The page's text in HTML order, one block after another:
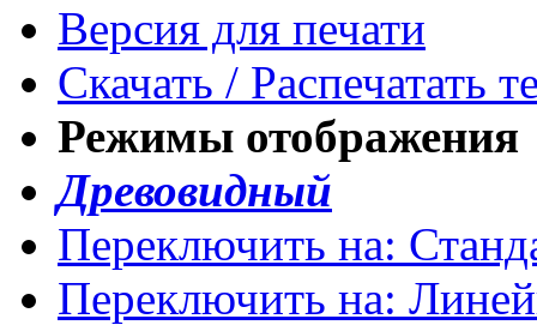
Версия для печати
Скачать / Распечатать
Режимы отображения
Древовидный
Переключить на:
Переключить на: